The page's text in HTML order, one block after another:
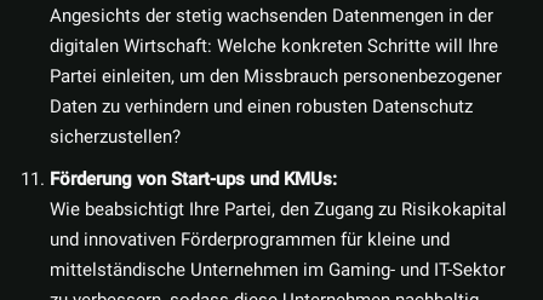
Angesichts der stetig wachsenden Datenmengen in der
digitalen Wirtschaft: Welche konkreten Schritte will Ihre
Partei einleiten, um den Missbrauch personenbezogener
Daten zu verhindern und einen robusten Datenschutz
sicherzustellen?
Förderung von Start-ups und KMUs:
Wie beabsichtigt Ihre Partei, den Zugang zu Risikokapital
und innovativen Förderprogrammen für kleine und
mittelständische Unternehmen im Gaming- und IT-Sektor